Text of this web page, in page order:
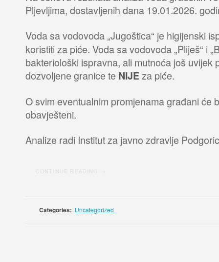
Pljevljima, dostavljenih dana 19.01.2026.
Voda sa vodovoda „Jugoštica“ je higijenski
koristiti za piće. Voda sa vodovoda „Pliješ“ i
bakteriološki ispravna, ali mutnoća još uvijek
dozvoljene granice te NIJEza piće.
O svim eventualnim promjenama građani će
obavješteni.
Analize radi Institut za javno zdravlje
Categories: Uncategorized